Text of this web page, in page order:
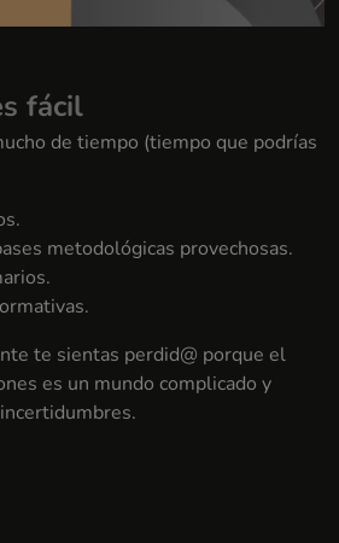
fácil
de tiempo (tiempo que podrías
metodológicas provechosas.
te sientas perdid@ porque el
es un mundo complicado y